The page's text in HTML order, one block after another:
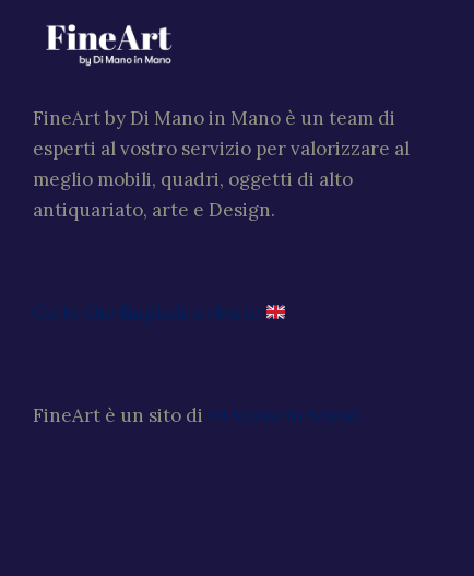
FineArt by Di Mano in Mano è un team di
esperti al vostro servizio per valorizzare al
meglio mobili, quadri, oggetti di alto
antiquariato, arte e Design.
Go to the English website
FineArt è un sito di Di Mano in Mano